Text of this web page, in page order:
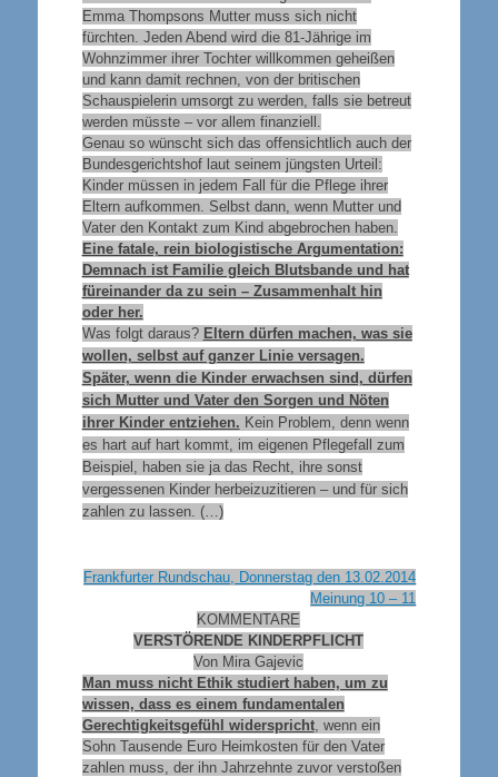
Emma Thompsons Mutter muss sich nicht
fürchten. Jeden Abend wird die 81-Jährige im
Wohnzimmer ihrer Tochter willkommen geheißen
und kann damit rechnen, von der britischen
Schauspielerin umsorgt zu werden, falls sie betreut
werden müsste – vor allem finanziell.
Genau so wünscht sich das offensichtlich auch der
Bundesgerichtshof laut seinem jüngsten Urteil:
Kinder müssen in jedem Fall für die Pflege ihrer
Eltern aufkommen. Selbst dann, wenn Mutter und
Vater den Kontakt zum Kind abgebrochen haben.
Eine fatale, rein biologistische Argumentation:
Demnach ist Familie gleich Blutsbande und hat
füreinander da zu sein – Zusammenhalt hin
oder her.
Was folgt daraus? Eltern dürfen machen, was sie
wollen, selbst auf ganzer Linie versagen.
Später, wenn die Kinder erwachsen sind, dürfen
sich Mutter und Vater den Sorgen und Nöten
ihrer Kinder entziehen. Kein Problem, denn wenn
es hart auf hart kommt, im eigenen Pflegefall zum
Beispiel, haben sie ja das Recht, ihre sonst
vergessenen Kinder herbeizuzitieren – und für sich
zahlen zu lassen. (…)
Frankfurter Rundschau, Donnerstag den 13.02.2014
Meinung 10 – 11
KOMMENTARE
VERSTÖRENDE KINDERPFLICHT
Von Mira Gajevic
Man muss nicht Ethik studiert haben, um zu
wissen, dass es einem fundamentalen
Gerechtigkeitsgefühl widerspricht, wenn ein
Sohn Tausende Euro Heimkosten für den Vater
zahlen muss, der ihn Jahrzehnte zuvor verstoßen